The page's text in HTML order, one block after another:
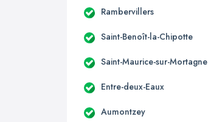
Rambervillers
Saint-Benoît-la-Chipotte
Saint-Maurice-sur-Mortagne
Entre-deux-Eaux
Aumontzey